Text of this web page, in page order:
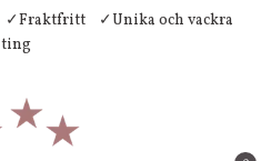
✓Fraktfritt
✓Unika och vackra
ting